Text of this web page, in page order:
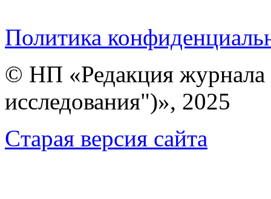
Политика
© НП «Редакция
исследования")», 2025
Cтарая версия сайта